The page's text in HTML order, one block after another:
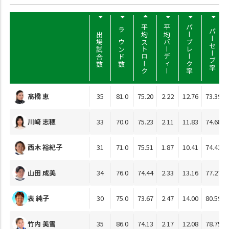
出場試合数 ラウンド数 平均ストローク 平均バーディー パーブレーク率 パーセーブ率
髙橋 恵 35 81.0 75.20 2.22 12.76 73.39
川﨑 志穂 33 70.0 75.23 2.11 11.83 74.68
西木 裕紀子 31 71.0 75.51 1.87 10.41 74.41
山田 成美 34 76.0 74.44 2.33 13.16 77.27
表 純子 30 75.0 73.67 2.47 14.00 80.59
竹内 美雪 35 86.0 74.13 2.17 12.08 78.75